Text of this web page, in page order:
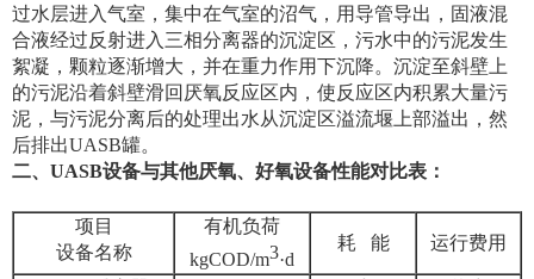
过水层进入气室，集中在气室的沼气，用导管导出，固液混
合液经过反射进入三相分离器的沉淀区，污水中的污泥发生
絮凝，颗粒逐渐增大，并在重力作用下沉降。沉淀至斜壁上
的污泥沿着斜壁滑回厌氧反应区内，使反应区内积累大量污
泥，与污泥分离后的处理出水从沉淀区溢流堰上部溢出，然
后排出UASB罐。
二、UASB设备与其他厌氧、好氧设备性能对比表：
项目
设备名称
有机负荷
kgCOD/m3·d
耗 能 运行费用